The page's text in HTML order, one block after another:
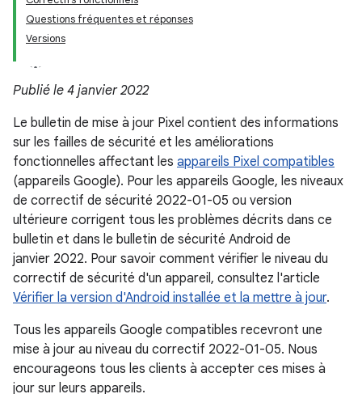
Questions fréquentes et réponses
Versions
Publié le 4 janvier 2022
Le bulletin de mise à jour Pixel contient des informations
sur les failles de sécurité et les améliorations
fonctionnelles affectant les appareils Pixel compatibles
(appareils Google). Pour les appareils Google, les niveaux
de correctif de sécurité 2022-01-05 ou version
ultérieure corrigent tous les problèmes décrits dans ce
bulletin et dans le bulletin de sécurité Android de
janvier 2022. Pour savoir comment vérifier le niveau du
correctif de sécurité d'un appareil, consultez l'article
Vérifier la version d'Android installée et la mettre à jour.
Tous les appareils Google compatibles recevront une
mise à jour au niveau du correctif 2022-01-05. Nous
encourageons tous les clients à accepter ces mises à
jour sur leurs appareils.